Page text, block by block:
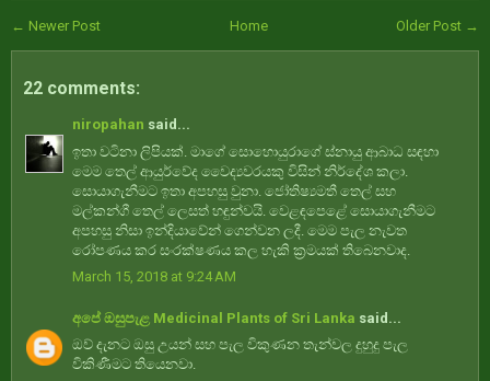
← Newer Post Older Post →
Home
22 comments:
niropahan said...
ඉතා වටිනා ලිපියක්. මාගේ සොහොයුරාගේ ස්නායු ආබාධ සඳහා
මෙම තෙල් ආයුර්වේද වෛද්‍යවරයකු විසින් නිර්දේශ කලා.
සොයාගැනීමට ඉතා අපහසු වුනා. ජෝතිෂ්‍යමතී තෙල් සහ
මල්කන්ගී තෙල් ලෙසත් හඳුන්වයි. වෙළඳපෙළේ සොයාගැනීමට
අපහසු නිසා ඉන්දියාවේන් ගෙන්වන ලදී. මෙම පැල නැවත
රෝපණය කර සංරක්ෂණය කල හැකි ක්‍රමයක්‍ තිබෙනවාද.
March 15, 2018 at 9:24 AM
අපේ ඔසුපැළ Medicinal Plants of Sri Lanka said...
ඔව් දැනට ඔසු උයන් සහ පැල විකුණන තැන්වල දුහුදු පැල
විකිණීමට තියෙනවා.